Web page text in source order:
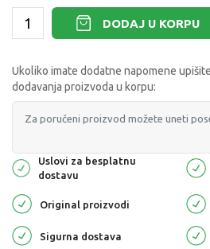
DODAJ U KORPU
Ukoliko imate dodatne napomene
dodavanja proizvoda u korpu:
Uslovi za besplatnu
dostavu
Original proizvodi
Sigurna dostava